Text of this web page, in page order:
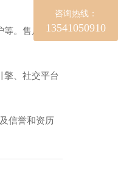
等。售后服务
擎、社交平台
信誉和资历
咨询热线：
13541050910